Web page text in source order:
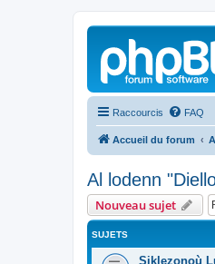
Raccourcis FAQ
Accueil du forum
Al lodenn
Nouveau sujet
SUJETS
Siklezonoù